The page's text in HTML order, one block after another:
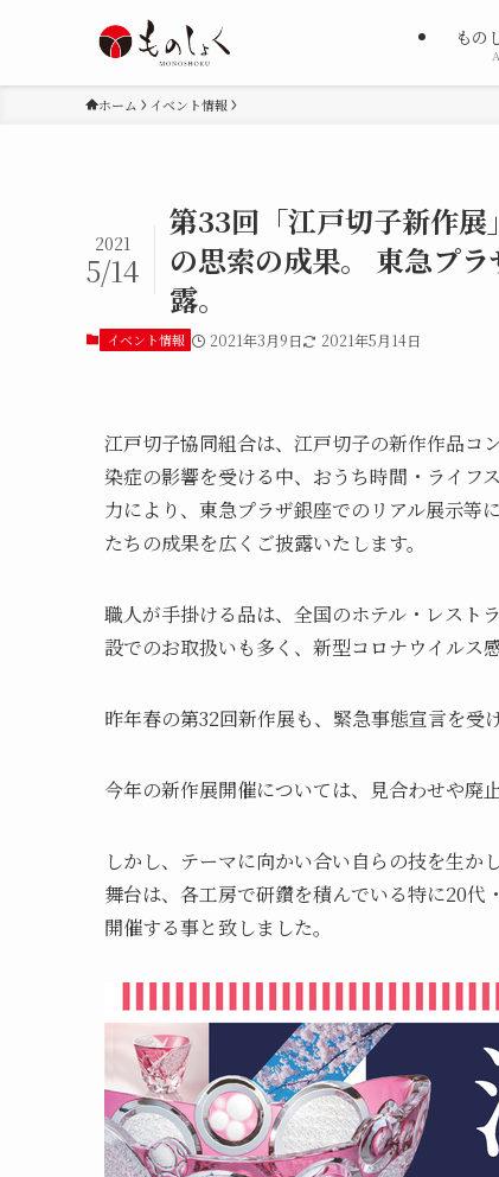
もの
ホーム イベント情報
第33回「江戸切子新作展
の思索の成果。 東急プ
露。
2021
5/14
イベント情報 2021年3月9日 2021年5月14日
江戸切子協同組合は、江戸切子の新作作品コ
染症の影響を受ける中、おうち時間・ライフ
力により、東急プラザ銀座でのリアル展示等
たちの成果を広くご披露いたします。
職人が手掛ける品は、全国のホテル・レスト
設でのお取扱いも多く、新型コロナウイルス
昨年春の第32回新作展も、緊急事態宣言を受
今年の新作展開催については、見合わせや廃
しかし、テーマに向かい合い自らの技を生
舞台は、各工房で研鑽を積んでいる特に20代
開催する事と致しました。